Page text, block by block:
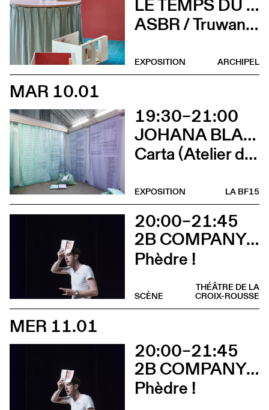
ASBR / Truwant + Rodet +, Boltshauser Architekten AG, Buol & Zünd, COCI, Wilfried Dechau, Rahbaran Hürzeler Architects, Rapin Saiz Architectes (Vernissage)
ARCHIPEL
EXPOSITION
MAR 10.01
19:30–21:00
JOHANA BLANC ET SIMONE HOLLIGER
Carta (Atelier d’écriture de Johana Blanc)
LA BF15
EXPOSITION
20:00–21:45
2B COMPANY - FRANÇOIS GREMAUD
Phèdre !
THÉÂTRE DE LA
CROIX-ROUSSE
SCÈNE
MER 11.01
20:00–21:45
2B COMPANY - FRANÇOIS GREMAUD
Phèdre !